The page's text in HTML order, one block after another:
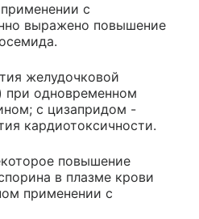
с
выражено повышение
желудочковой
при одновременном
с цизапридом -
кардиотоксичности.
повышение
в плазме крови
применении с